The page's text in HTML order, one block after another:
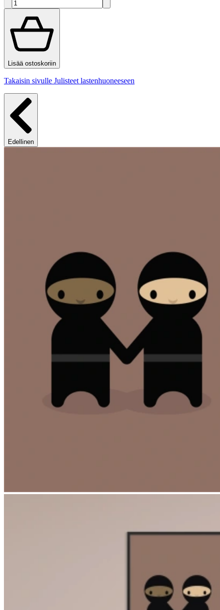
Lisää ostoskoriin
Takaisin sivulle Julisteet lastenhuoneeseen
Edellinen